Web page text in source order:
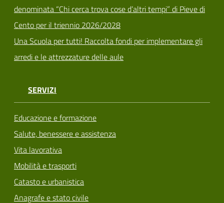
denominata “Chi cerca trova cose d’altri tempi” di Pieve di
Cento per il triennio 2026/2028
Una Scuola per tutti! Raccolta fondi per implementare gli
arredi e le attrezzature delle aule
SERVIZI
Educazione e formazione
Salute, benessere e assistenza
Vita lavorativa
Mobilità e trasporti
Catasto e urbanistica
Anagrafe e stato civile